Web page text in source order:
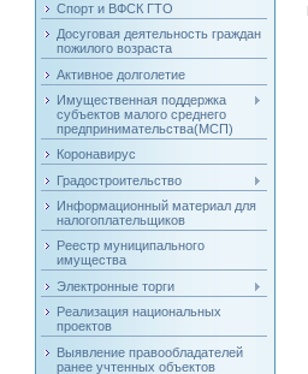
Спорт и ВФСК ГТО
Досуговая деятельность граждан
пожилого возраста
Активное долголетие
Имущественная поддержка
субъектов малого среднего
предпринимательства(МСП)
Коронавирус
Градостроительство
Информационный материал для
налогоплательщиков
Реестр муниципального
имущества
Электронные торги
Реализация национальных
проектов
Выявление правообладателей
ранее учтенных объектов